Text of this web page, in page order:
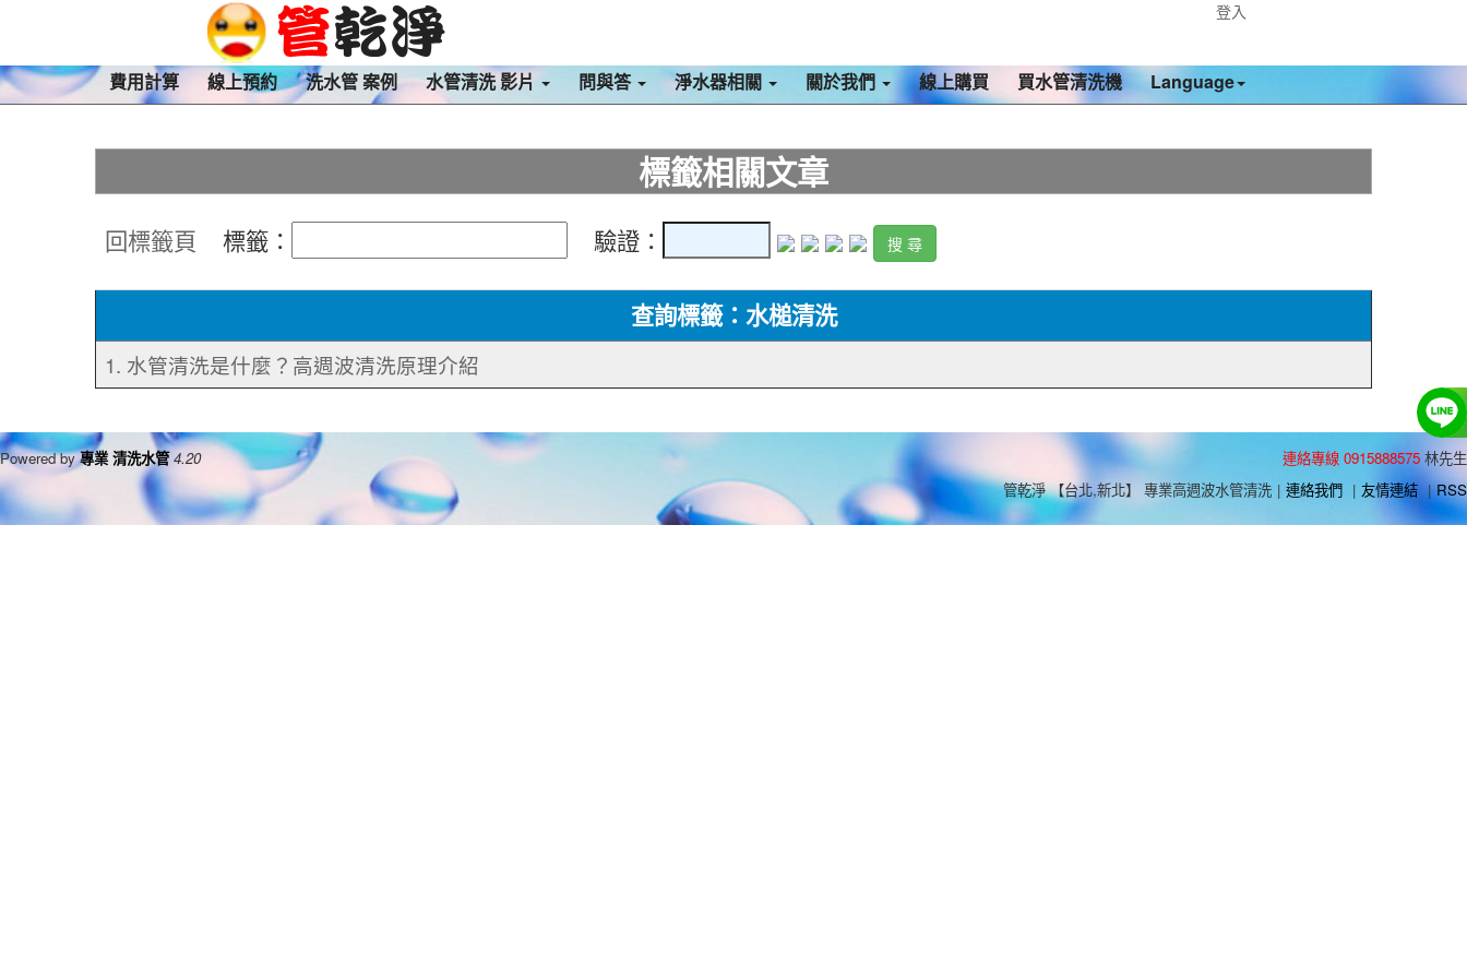
登入
費用計算 線上預約 洗水管 案例 水管清洗 影片 問與答 淨水器相關 關於我們 線上購買 買水管清洗機 Language
標籤相關文章
回標籤頁 標籤： 驗證：
查詢標籤：水槌清洗
1. 水管清洗是什麼？高週波清洗原理介紹
連絡專線 0915888575 林先生
管乾淨 【台北,新北】 專業高週波水管清洗 | 連絡我們 | 友情連結 | RSS
Powered by專業 清洗水管 4.20